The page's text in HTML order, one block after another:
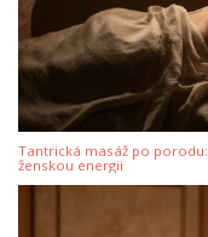
Tantrická masáž po
ženskou energii